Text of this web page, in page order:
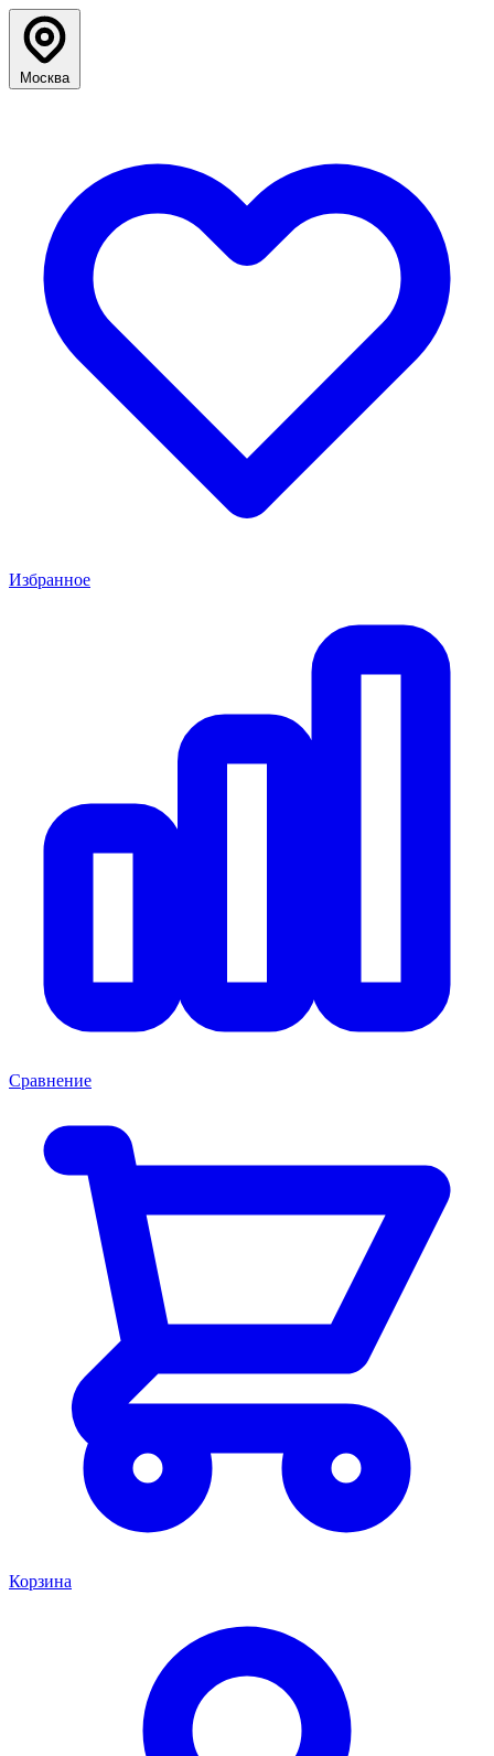
Москва
Избранное
Сравнение
Корзина